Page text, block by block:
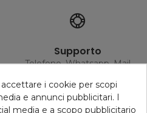
Supporto
Telefono, Whatsapp, Mail
i cookie per scopi
e annunci pubblicitari. I
media e a scopo pubblicitario